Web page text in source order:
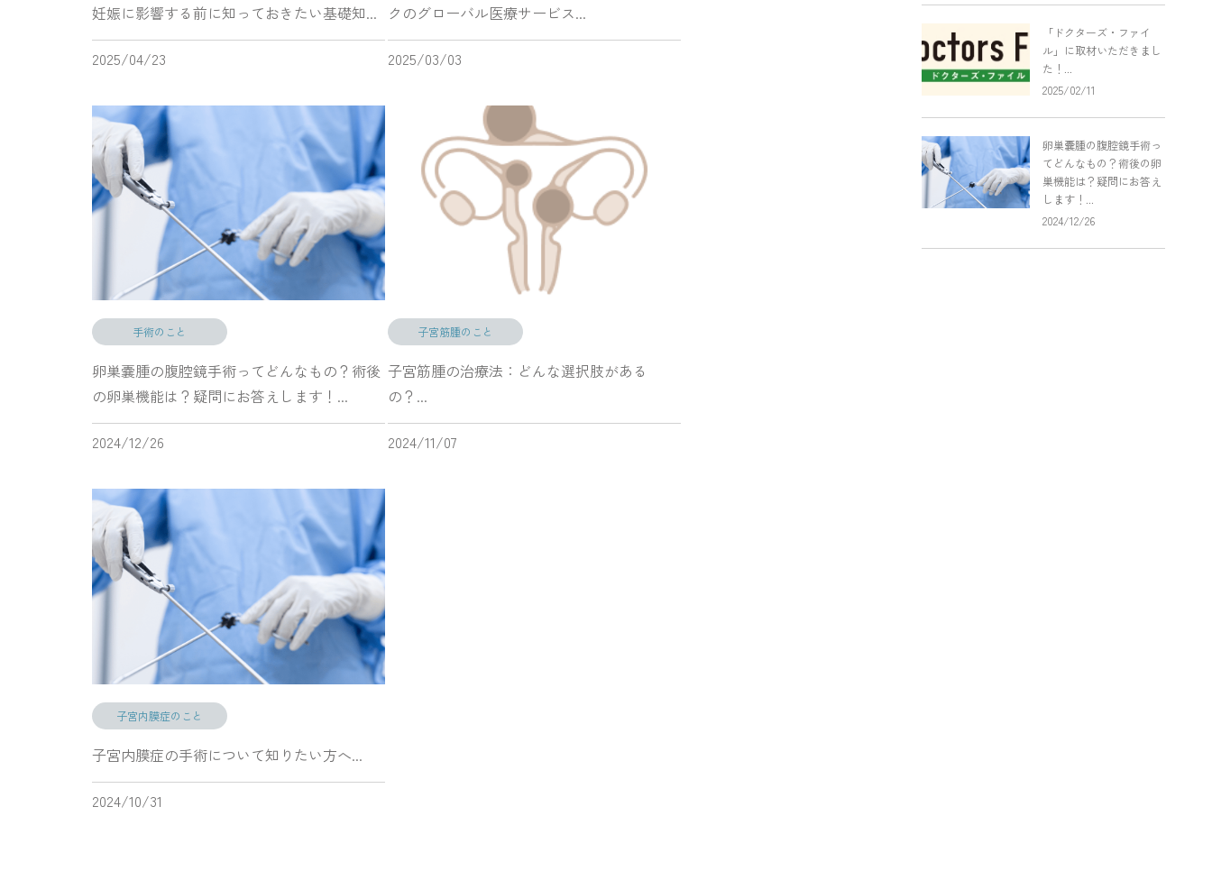
妊娠に影響する前に知っておきたい基礎知...
2025/04/23
クのグローバル医療サービス...
2025/03/03
手術のこと
卵巣嚢腫の腹腔鏡手術ってどんなもの？術後
の卵巣機能は？疑問にお答えします！...
2024/12/26
子宮筋腫のこと
子宮筋腫の治療法：どんな選択肢がある
の？...
2024/11/07
子宮内膜症のこと
子宮内膜症の手術について知りたい方へ...
2024/10/31
「ドクターズ・ファイ
ル」に取材いただきまし
た！...
2025/02/11
卵巣嚢腫の腹腔鏡手術っ
てどんなもの？術後の卵
巣機能は？疑問にお答え
します！...
2024/12/26